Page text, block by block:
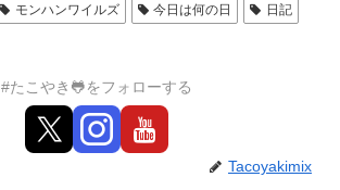
モンハンワイルズ 今日は何の日
日記
#たこやき🐸をフォローする
Tacoyakimix